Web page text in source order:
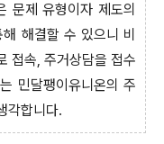
문제 유형이자 제도의
해결할 수 있으니 비
접속, 주거상담을 접수
민달팽이유니온의 주
각합니다.